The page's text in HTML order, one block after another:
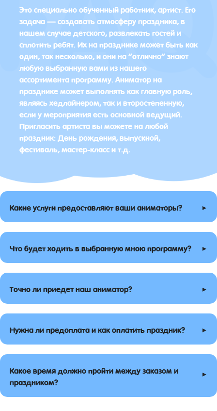
Это специально обученный работник, артист. Его
задача — создавать атмосферу праздника, в
нашем случае детского, развлекать гостей и
сплотить ребят. Их на празднике может быть как
один, так несколько, и они на “отлично” знают
любую выбранную вами из нашего
ассортимента программу. Аниматор на
празднике может выполнять как главную роль,
являясь хедлайнером, так и второстепенную,
если у мероприятия есть основной ведущий.
Пригласить артиста вы можете на любой
праздник: День рождения, выпускной,
фестиваль, мастер-класс и т.д.
Какие услуги предоставляют ваши аниматоры? ▸
Что будет ходить в выбранную мною программу? ▸
Точно ли приедет наш аниматор? ▸
Нужна ли предоплата и как оплатить праздник? ▸
Какое время должно пройти между заказом и
праздником?
▸